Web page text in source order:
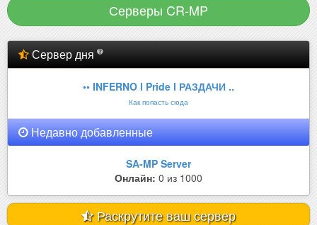
Серверы CR-MP
Сервер дня
•• INFERNO l Pride l РАЗДАЧИ ..
Как попасть сюда
Недавно добавленные
SA-MP Server
Онлайн: 0 из 1000
Раскрутите ваш сервер